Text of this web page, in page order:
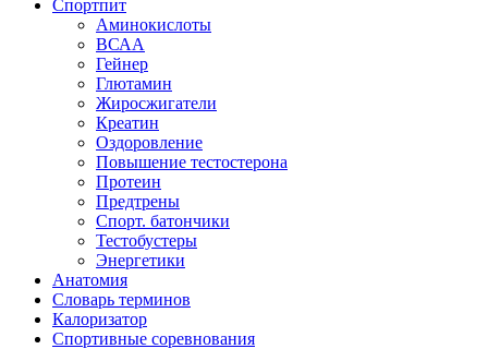
Спортпит
Аминокислоты
ВСАА
Гейнер
Глютамин
Жиросжигатели
Креатин
Оздоровление
Повышение тестостерона
Протеин
Предтрены
Спорт. батончики
Тестобустеры
Энергетики
Анатомия
Словарь терминов
Калоризатор
Спортивные соревнования